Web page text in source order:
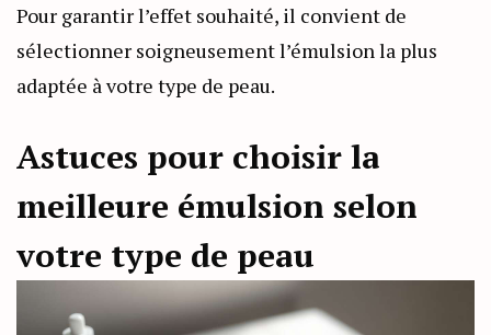
Pour garantir l’effet souhaité, il convient de
sélectionner soigneusement l’émulsion la plus
adaptée à votre type de peau.
Astuces pour choisir la
meilleure émulsion selon
votre type de peau